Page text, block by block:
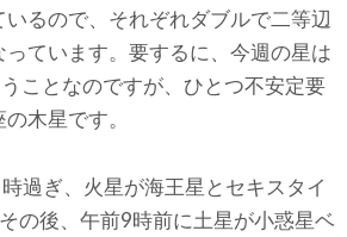
るので、それぞれダブルで二等辺
ています。要するに、今週の星は
ことなのですが、ひとつ不安定要
木星です。
過ぎ、火星が海王星とセキスタイ
の後、午前9時前に土星が小惑星ベ